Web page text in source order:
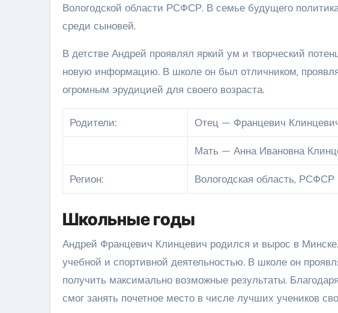
Вологодской области РСФСР. В семье будущего
среди сыновей.
В детстве Андрей проявлял яркий ум и творческий
новую информацию. В школе он был отличником,
огромным эрудицией для своего возраста.
Родители: Отец — Францевич
Мать — Анна Ивановна
Регион: Вологодская область, РСФСР
Школьные годы
Андрей Францевич Клинцевич родился и вырос в
учебной и спортивной деятельностью. В школе он
получить максимально возможные результаты.
смог занять почетное место в числе лучших учеников